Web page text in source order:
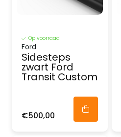
Op voorraad
Ford
Sidesteps
zwart Ford
Transit Custom
€500,00